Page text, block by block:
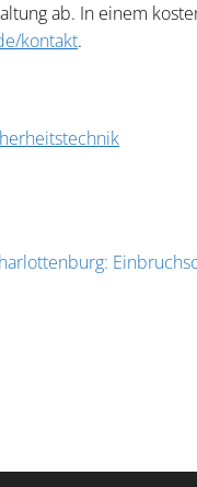
ab. In einem
kontakt.